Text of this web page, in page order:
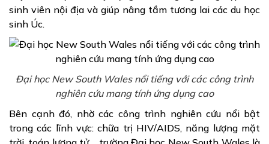
sinh viên nội địa và giúp nâng tầm tương lai các du học
sinh Úc.
Đại học New South Wales nổi tiếng với các công trình
nghiên cứu mang tính ứng dụng cao
Bên cạnh đó, nhờ các công trình nghiên cứu nổi bật
trong các lĩnh vực: chữa trị HIV/AIDS, năng lượng mặt